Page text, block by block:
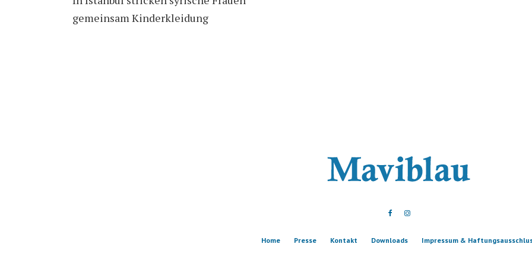
gemeinsam Kinderkleidung
Home Presse Kontakt Downloads Impressum &